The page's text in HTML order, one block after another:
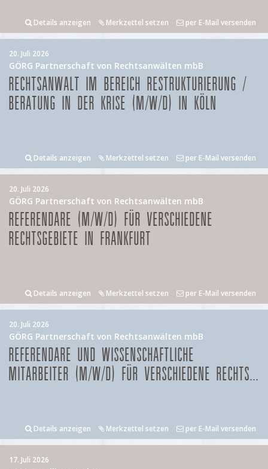
Details anzeigen Merkzettel setzen per E-Mail versenden
20. Juli 2026
GÖRG Partnerschaft von Rechtsanwälten mbB
RECHTSANWALT IM BEREICH RESTRUKTURIERUNG /
BERATUNG IN DER KRISE (M/W/D) IN KÖLN
Details anzeigen Merkzettel setzen per E-Mail versenden
20. Juli 2026
GÖRG Partnerschaft von Rechtsanwälten mbB
REFERENDARE (M/W/D) FÜR VERSCHIEDENE
RECHTSGEBIETE IN FRANKFURT
Details anzeigen Merkzettel setzen per E-Mail versenden
20. Juli 2026
GÖRG Partnerschaft von Rechtsanwälten mbB
REFERENDARE UND WISSENSCHAFTLICHE
MITARBEITER (M/W/D) FÜR VERSCHIEDENE RECHTS...
Details anzeigen Merkzettel setzen per E-Mail versenden
17. Juli 2026